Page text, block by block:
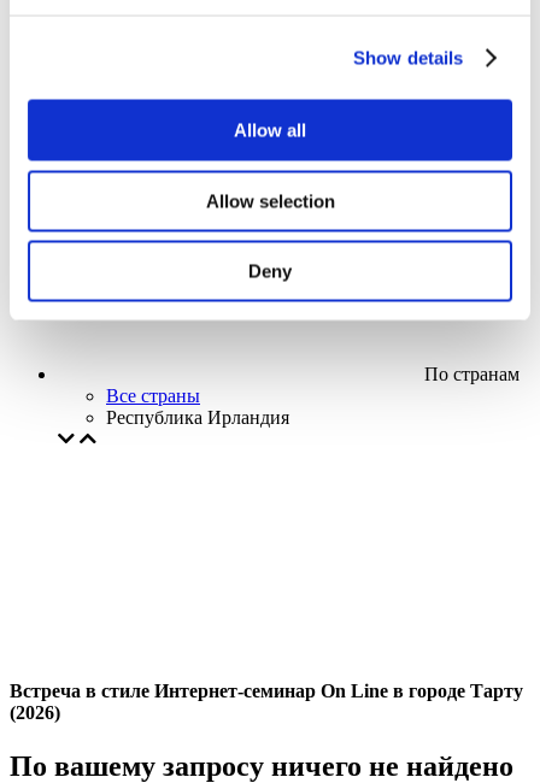
Show details
Allow all
Allow selection
Deny
Без поджанра
Применить
По странам
Все страны
Республика Ирландия
Встреча в стиле Интернет-семинар On Line в городе Тарту
(2026)
По вашему запросу ничего не найдено